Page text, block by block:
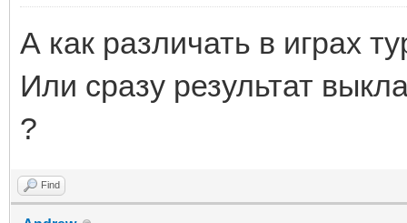
А как различать в играх
Или сразу результат
?
Find